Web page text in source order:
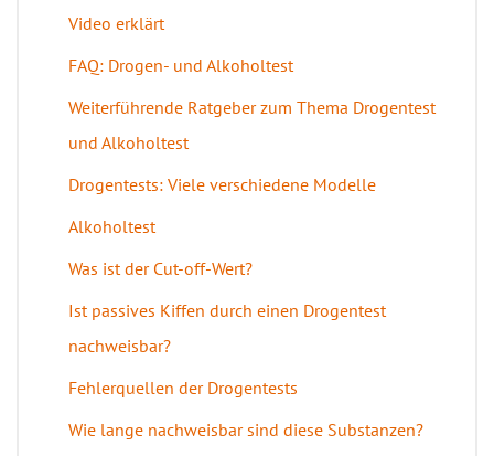
Video erklärt
FAQ: Drogen- und Alkoholtest
Weiterführende Ratgeber zum Thema Drogentest
und Alkoholtest
Drogentests: Viele verschiedene Modelle
Alkoholtest
Was ist der Cut-off-Wert?
Ist passives Kiffen durch einen Drogentest
nachweisbar?
Fehlerquellen der Drogentests
Wie lange nachweisbar sind diese Substanzen?